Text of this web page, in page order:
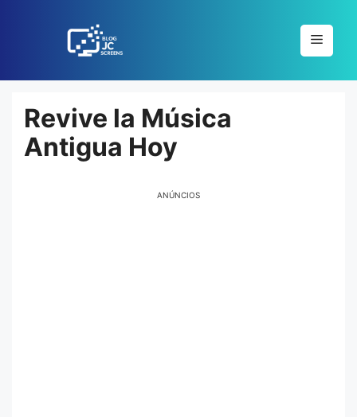
Menu
Revive la Música
Antigua Hoy
ANÚNCIOS